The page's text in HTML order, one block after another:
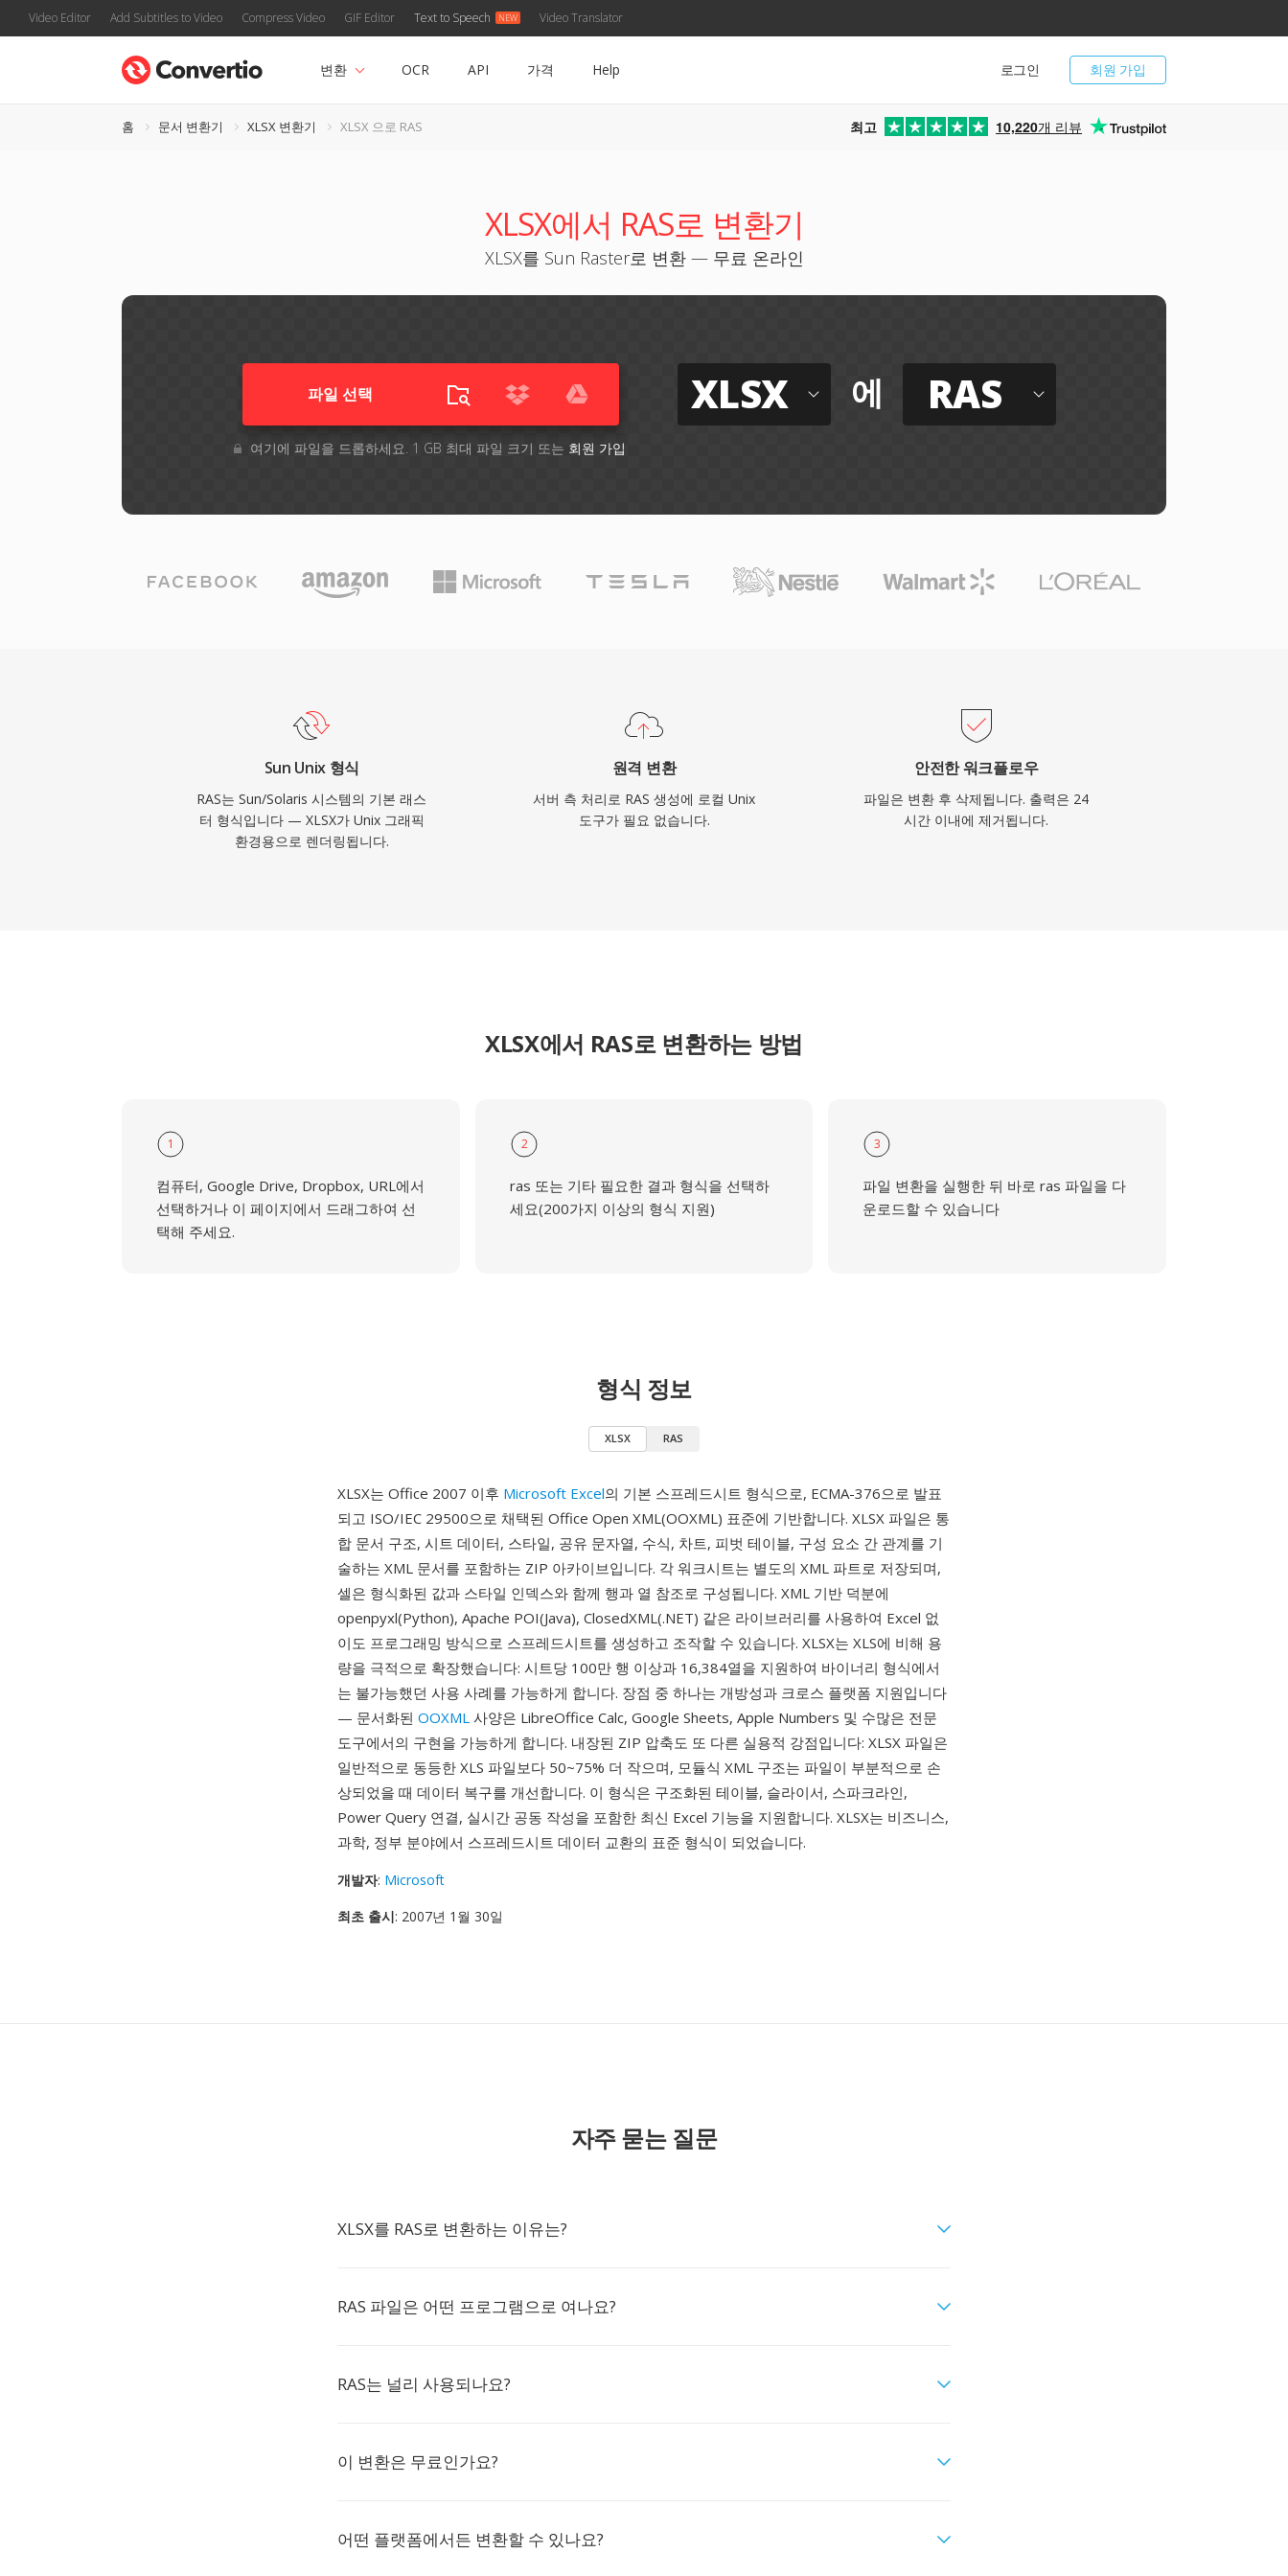
Video Editor Add Subtitles to Video Compress Video GIF Editor Text to Speech Video Translator
회원 가입
로그인
변환 OCR API 가격 Help
홈 문서 변환기 XLSX 변환기 XLSX 으로 RAS 최고 10,220개 리뷰
XLSX에서 RAS로 변환기
XLSX를 Sun Raster로 변환 — 무료 온라인
파일 선택
여기에 파일을 드롭하세요. 1 GB 최대 파일 크기 또는 회원 가입
XLSX 에 RAS
Sun Unix 형식
RAS는 Sun/Solaris 시스템의 기본 래스
터 형식입니다 — XLSX가 Unix 그래픽
환경용으로 렌더링됩니다.
원격 변환
서버 측 처리로 RAS 생성에 로컬 Unix
도구가 필요 없습니다.
안전한 워크플로우
파일은 변환 후 삭제됩니다. 출력은 24
시간 이내에 제거됩니다.
XLSX에서 RAS로 변환하는 방법
1
컴퓨터, Google Drive, Dropbox, URL에서
선택하거나 이 페이지에서 드래그하여 선
택해 주세요.
2
ras 또는 기타 필요한 결과 형식을 선택하
세요(200가지 이상의 형식 지원)
3
파일 변환을 실행한 뒤 바로 ras 파일을 다
운로드할 수 있습니다
형식 정보
XLSX RAS
XLSX는 Office 2007 이후 Microsoft Excel의 기본 스프레드시트 형식으로, ECMA-376으로 발표
되고 ISO/IEC 29500으로 채택된 Office Open XML(OOXML) 표준에 기반합니다. XLSX 파일은 통
합 문서 구조, 시트 데이터, 스타일, 공유 문자열, 수식, 차트, 피벗 테이블, 구성 요소 간 관계를 기
술하는 XML 문서를 포함하는 ZIP 아카이브입니다. 각 워크시트는 별도의 XML 파트로 저장되며,
셀은 형식화된 값과 스타일 인덱스와 함께 행과 열 참조로 구성됩니다. XML 기반 덕분에
openpyxl(Python), Apache POI(Java), ClosedXML(.NET) 같은 라이브러리를 사용하여 Excel 없
이도 프로그래밍 방식으로 스프레드시트를 생성하고 조작할 수 있습니다. XLSX는 XLS에 비해 용
량을 극적으로 확장했습니다: 시트당 100만 행 이상과 16,384열을 지원하여 바이너리 형식에서
는 불가능했던 사용 사례를 가능하게 합니다. 장점 중 하나는 개방성과 크로스 플랫폼 지원입니다
— 문서화된 OOXML 사양은 LibreOffice Calc, Google Sheets, Apple Numbers 및 수많은 전문
도구에서의 구현을 가능하게 합니다. 내장된 ZIP 압축도 또 다른 실용적 강점입니다: XLSX 파일은
일반적으로 동등한 XLS 파일보다 50~75% 더 작으며, 모듈식 XML 구조는 파일이 부분적으로 손
상되었을 때 데이터 복구를 개선합니다. 이 형식은 구조화된 테이블, 슬라이서, 스파크라인,
Power Query 연결, 실시간 공동 작성을 포함한 최신 Excel 기능을 지원합니다. XLSX는 비즈니스,
과학, 정부 분야에서 스프레드시트 데이터 교환의 표준 형식이 되었습니다.
개발자: Microsoft
최초 출시: 2007년 1월 30일
자주 묻는 질문
XLSX를 RAS로 변환하는 이유는?
RAS 파일은 어떤 프로그램으로 여나요?
RAS는 널리 사용되나요?
이 변환은 무료인가요?
어떤 플랫폼에서든 변환할 수 있나요?